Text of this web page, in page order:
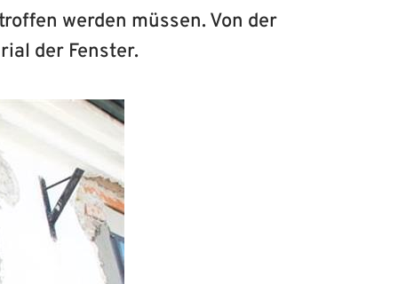
werden müssen. Von der
der Fenster.